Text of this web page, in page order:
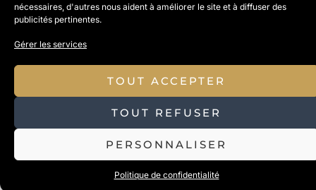
nécessaires, d'autres nous aident à améliorer le site et à diffuser des
publicités pertinentes.
Gérer les services
TOUT ACCEPTER
TOUT REFUSER
PERSONNALISER
Politique de confidentialité